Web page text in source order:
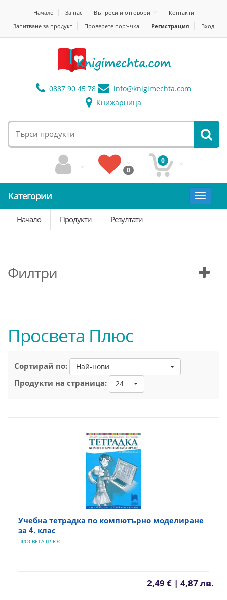
Начало За нас Въпроси и отговори
Контакти
Запитване за продукт
Проверете поръчка Регистрация Вход
0887 90 45 78 info@knigimechta.com
Книжарница
0
0
Категории
Toggle
Начало
Продукти Резултати
Филтри
Просвета Плюс
Сортирай по: Най-нови
Продукти на страница: 24
Учебна тетрадка по компютърно моделиране
за 4. клас
ПРОСВЕТА ПЛЮС
2,49 € | 4,87 лв.